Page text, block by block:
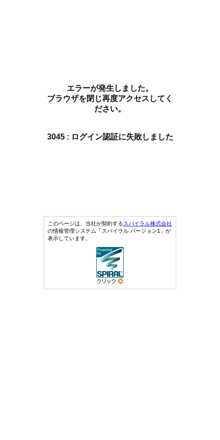
エラーが発生しました。
ブラウザを閉じ再度アクセスしてく
ださい。
3045 : ログイン認証に失敗しました
このページは、当社が契約するスパイラル株式会社
の情報管理システム「スパイラル バージョン1」が
表示しています。